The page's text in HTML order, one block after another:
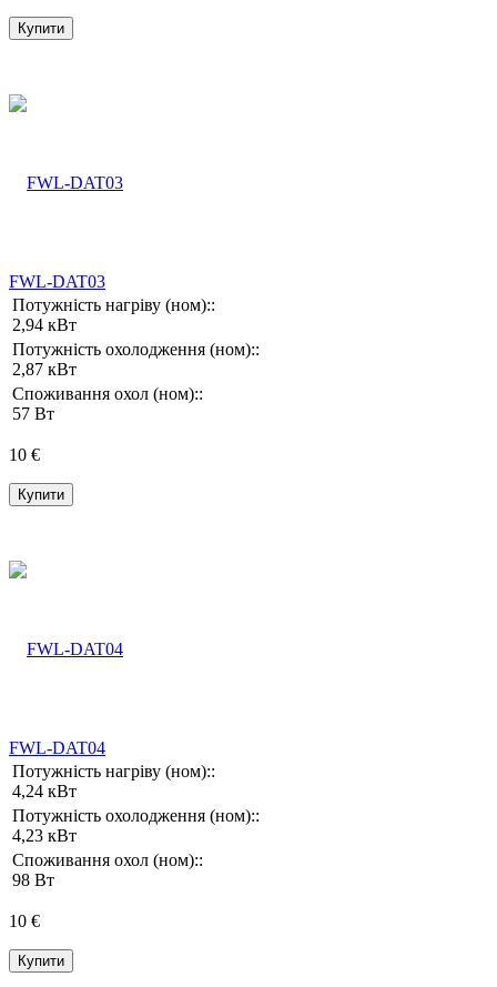
Купити
FWL-DAT03
Потужність нагріву (ном)::
2,94 кВт
Потужність охолодження (ном)::
2,87 кВт
Споживання охол (ном)::
57 Вт
10 €
Купити
FWL-DAT04
Потужність нагріву (ном)::
4,24 кВт
Потужність охолодження (ном)::
4,23 кВт
Споживання охол (ном)::
98 Вт
10 €
Купити